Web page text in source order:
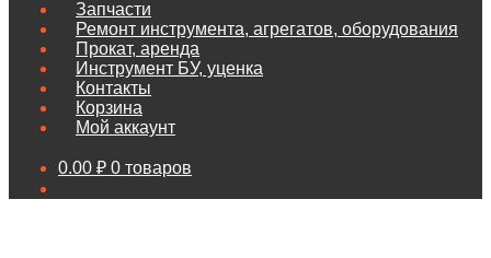
Запчасти
Ремонт инструмента, агрегатов, оборудования
Прокат, аренда
Инструмент БУ, уценка
Контакты
Корзина
Мой аккаунт
0.00 ₽ 0 товаров